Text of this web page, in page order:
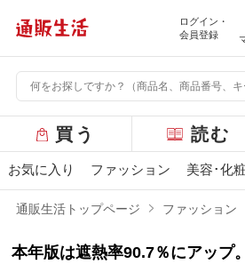
ログイン・
会員登録
ー
バ
ュ
買う 読む
お気に入り ファッション 美容･化
通販生活トップページ ファッション
本年版は遮熱率90.7％にアップ